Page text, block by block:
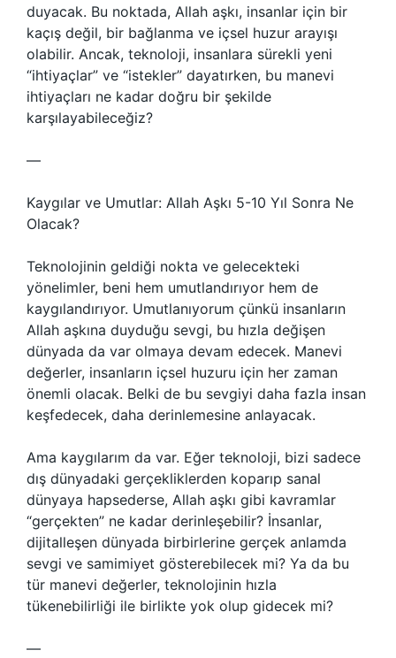
duyacak. Bu noktada, Allah aşkı, insanlar için bir
kaçış değil, bir bağlanma ve içsel huzur arayışı
olabilir. Ancak, teknoloji, insanlara sürekli yeni
“ihtiyaçlar” ve “istekler” dayatırken, bu manevi
ihtiyaçları ne kadar doğru bir şekilde
karşılayabileceğiz?
—
Kaygılar ve Umutlar: Allah Aşkı 5-10 Yıl Sonra Ne
Olacak?
Teknolojinin geldiği nokta ve gelecekteki
yönelimler, beni hem umutlandırıyor hem de
kaygılandırıyor. Umutlanıyorum çünkü insanların
Allah aşkına duyduğu sevgi, bu hızla değişen
dünyada da var olmaya devam edecek. Manevi
değerler, insanların içsel huzuru için her zaman
önemli olacak. Belki de bu sevgiyi daha fazla insan
keşfedecek, daha derinlemesine anlayacak.
Ama kaygılarım da var. Eğer teknoloji, bizi sadece
dış dünyadaki gerçekliklerden koparıp sanal
dünyaya hapsederse, Allah aşkı gibi kavramlar
“gerçekten” ne kadar derinleşebilir? İnsanlar,
dijitalleşen dünyada birbirlerine gerçek anlamda
sevgi ve samimiyet gösterebilecek mi? Ya da bu
tür manevi değerler, teknolojinin hızla
tükenebilirliği ile birlikte yok olup gidecek mi?
—